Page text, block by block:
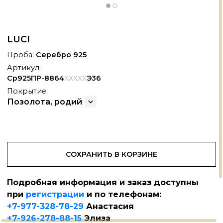
+
LUCI
Проба: Серебро 925
Артикул:
Ср925ПР-8864XXXXXЭ36
Покрытие:
Позолота, родий
СОХРАНИТЬ В КОРЗИНЕ
Подробная информация и заказ доступны
при регистрации и по телефонам:
+7-977-328-78-29 Анастасия
+7-926-278-88-15Элиза